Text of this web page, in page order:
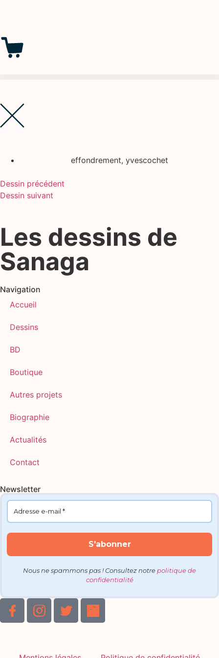
effondrement, yvescochet
Dessin précédent
Dessin suivant
Les dessins de
Sanaga
Navigation
Accueil
Dessins
BD
Boutique
Autres projets
Biographie
Actualités
Contact
Newsletter
Nous ne spammons pas ! Consultez notre politique de
confidentialité